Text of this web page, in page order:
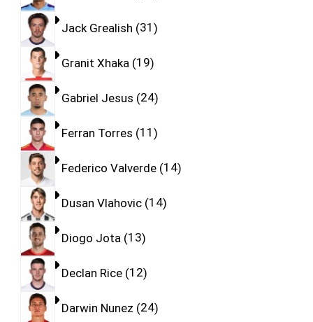
Jack Grealish 31
Granit Xhaka 19
Gabriel Jesus 24
Ferran Torres 11
Federico Valverde 14
Dusan Vlahovic 14
Diogo Jota 13
Declan Rice 12
Darwin Nunez 24